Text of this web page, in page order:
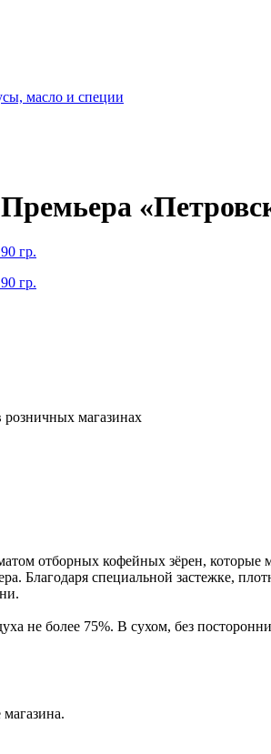
масло и специи
розничных магазинах
отборных кофейных зёрен,
Благодаря специальной застежке,
не более 75%. В сухом, без